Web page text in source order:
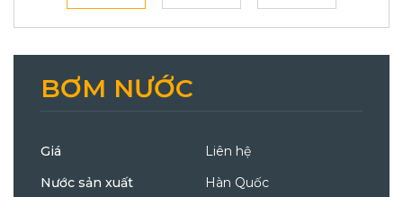
BƠM NƯỚC
Giá
Liên hệ
Nước sản xuất
Hàn Quốc